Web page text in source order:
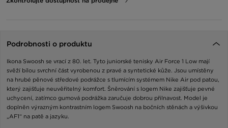
Podrobnosti o produktu
Ikona Swoosh se vrací z 80. let. Tyto juniorské tenisky Air Force 1 Low mají
svěží bílou svrchní část vyrobenou z pravé a syntetické kůže. Jsou umístěny
na hrubé pěnové středové podrážce s tlumícím systémem Nike Air pod patou,
který zajišťuje neuvěřitelný komfort. Šněrování s logem Nike zajišťuje pevné
uchycení, zatímco gumová podrážka zaručuje dobrou přilnavost. Model je
doplněn výrazným kontrastním logem Swoosh na bočních stěnách a výšivkou
„AF1“ na patě a jazyku.